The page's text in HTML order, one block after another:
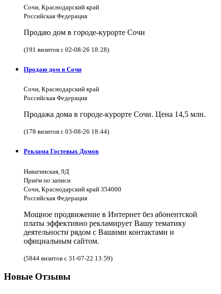
Сочи, Краснодарский край
Российская Федерация
Продаю дом в городе-курорте Сочи
(191 визитов с 02-08-26 18:28)
Продаю дом в Сочи
Сочи, Краснодарский край
Российская Федерация
Продажа дома в городе-курорте Сочи. Цена 14,5 млн.
(178 визитов с 03-08-26 18:44)
Реклама Гостевых Домов
Навагинская, 9Д
Приём по записи
Сочи, Краснодарский край 354000
Российская Федерация
Мощное продвижение в Интернет без абонентской
платы эффективно рекламирует Вашу тематику
деятельности рядом с Вашими контактами и
официальным сайтом.
(5844 визитов с 31-07-22 13:59)
Новые Отзывы